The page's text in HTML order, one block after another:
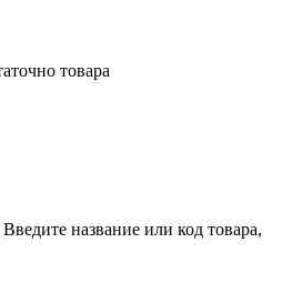
товара
Введите название или код товара,